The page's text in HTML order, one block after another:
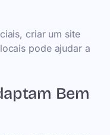
criar um site
pode ajudar a
Bem